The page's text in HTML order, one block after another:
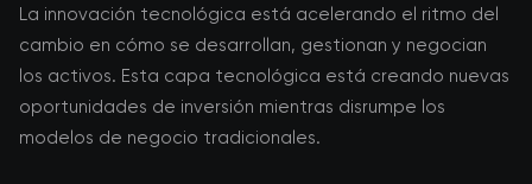
La innovación tecnológica está acelerando el ritmo del
cambio en cómo se desarrollan, gestionan y negocian
los activos. Esta capa tecnológica está creando nuevas
oportunidades de inversión mientras disrumpe los
modelos de negocio tradicionales.